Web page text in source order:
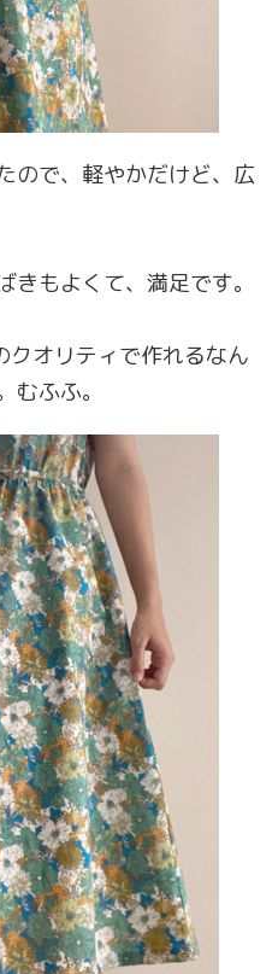
ので、軽やかだけど、広
もよくて、満足です。
オリティで作れるなん
ふふ。